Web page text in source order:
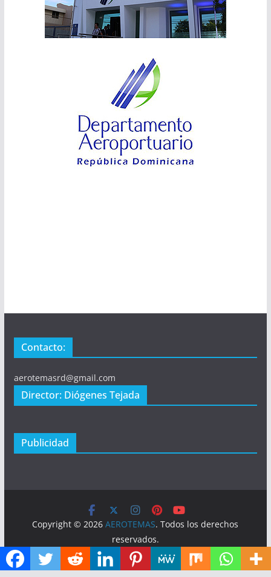
Contacto:
aerotemasrd@gmail.com
Director: Diógenes Tejada
Publicidad
Copyright © 2026AEROTEMAS. Todos los derechos
reservados.
Tema:ColorMag por ThemeGrill. Funciona con WordPress.